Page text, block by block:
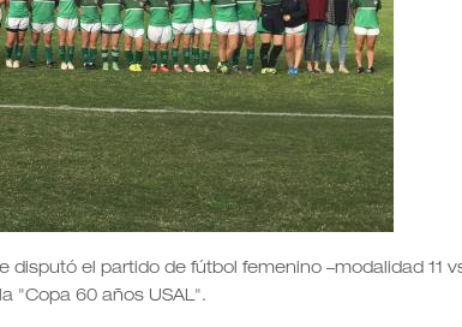
disputó el partido de fútbol femenino –modalidad 11
"Copa 60 años USAL".